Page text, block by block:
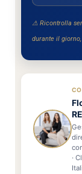
⚠ Ricontrolla
durante il
·